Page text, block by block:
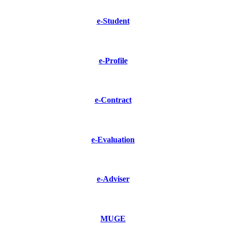
e-Student
e-Profile
e-Contract
e-Evaluation
e-Adviser
MUGE